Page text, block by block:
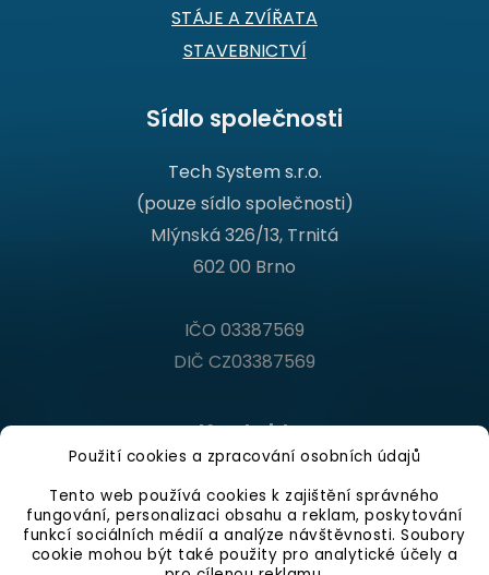
Použití cookies a zpracování osobních údajů
Tento web používá cookies k zajištění správného
fungování, personalizaci obsahu a reklam, poskytování
funkcí sociálních médií a analýze návštěvnosti. Soubory
cookie mohou být také použity pro analytické účely a
STÁJE A ZVÍŘATA
STAVEBNICTVÍ
Sídlo společnosti
Tech System s.r.o.
(pouze sídlo společnosti)
Mlýnská 326/13, Trnitá
602 00 Brno
IČO 03387569
DIČ CZ03387569
Kontakt
Infolinka
Po - Pá 9:00 - 16:00 hod.
+420 546 210 230